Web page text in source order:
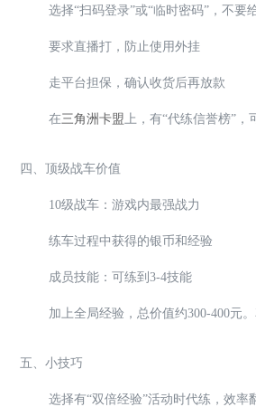
选择“扫码登录”或“临时密码”，不要
要求直播打，防止使用外挂
走平台担保，确认收货后再放款
在三角洲卡盟上，有“代练信誉榜”，
四、顶级战车价值
10级战车：游戏内最强战力
练车过程中获得的银币和经验
成员技能：可练到3-4技能
加上全局经验，总价值约300-400元
五、小技巧
选择有“双倍经验”活动时代练，效率